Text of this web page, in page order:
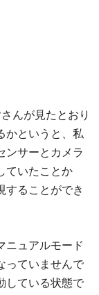
んが見たとおり
かというと、私
ンサーとカメラ
ていたことか
することができ
ニュアルモード
っていませんで
している状態で